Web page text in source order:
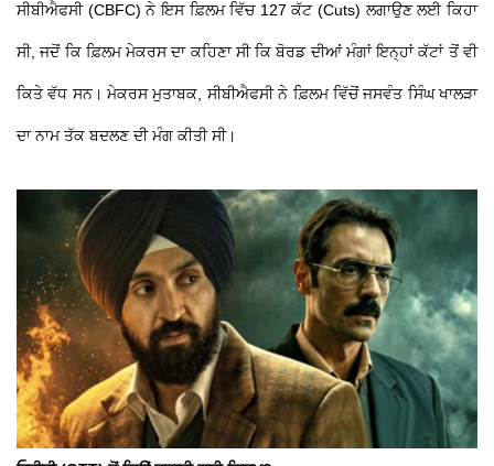
ਸੀਬੀਐਫਸੀ (CBFC) ਨੇ ਇਸ ਫ਼ਿਲਮ ਵਿੱਚ 127 ਕੱਟ (Cuts) ਲਗਾਉਣ ਲਈ ਕਿਹਾ
ਸੀ, ਜਦੋਂ ਕਿ ਫ਼ਿਲਮ ਮੇਕਰਸ ਦਾ ਕਹਿਣਾ ਸੀ ਕਿ ਬੋਰਡ ਦੀਆਂ ਮੰਗਾਂ ਇਨ੍ਹਾਂ ਕੱਟਾਂ ਤੋਂ ਵੀ
ਕਿਤੇ ਵੱਧ ਸਨ। ਮੇਕਰਸ ਮੁਤਾਬਕ, ਸੀਬੀਐਫਸੀ ਨੇ ਫ਼ਿਲਮ ਵਿੱਚੋਂ ਜਸਵੰਤ ਸਿੰਘ ਖਾਲੜਾ
ਦਾ ਨਾਮ ਤੱਕ ਬਦਲਣ ਦੀ ਮੰਗ ਕੀਤੀ ਸੀ।